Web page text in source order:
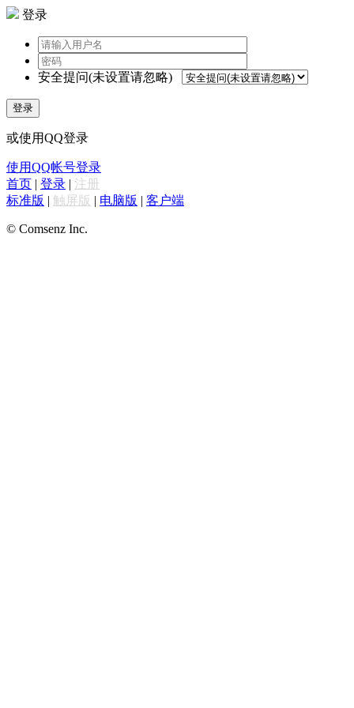
登录
安全提问(未设置请忽略)
登录
或使用QQ登录
使用QQ帐号登录
首页 | 登录 | 注册
标准版 | 触屏版 | 电脑版 | 客户端
© Comsenz Inc.